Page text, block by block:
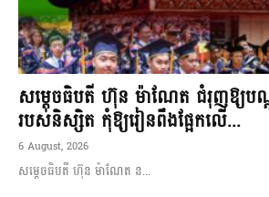
សម្តេចធិបតី ហ៊ុន ម៉ាណែត ជំរុញឱ្យបណ្
របស់និស្សិត កុំឱ្យរៀនពឹងផ្អែកលើ...
6 August, 2026
សម្តេចធិបតី ហ៊ុន ម៉ាណែត ន...